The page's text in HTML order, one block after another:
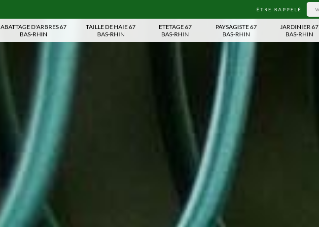
ÊTRE RAPPELÉ
ABATTAGE D'ARBRES 67
BAS-RHIN
TAILLE DE HAIE 67
BAS-RHIN
ETETAGE 67
BAS-RHIN
PAYSAGISTE 67
BAS-RHIN
JARDINIER 67
BAS-RHIN